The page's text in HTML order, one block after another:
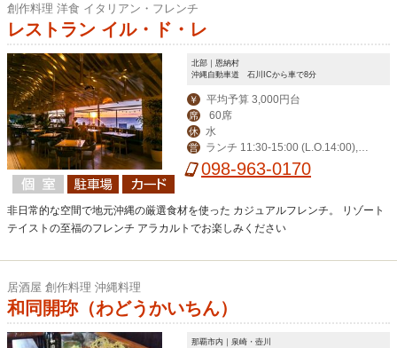
創作料理 洋食 イタリアン・フレンチ
レストラン イル・ド・レ
北部｜恩納村
沖縄自動車道 石川ICから車で8分
￥ 平均予算 3,000円台
席 60席
休 水
営
ランチ 11:30-15:00 (L.O.14:00),デ
ィナー 17:30-23:00 (L.O.21:00)
098-963-0170
非日常的な空間で地元沖縄の厳選食材を使った カジュアルフレンチ。 リゾート
テイストの至福のフレンチ アラカルトでお楽しみください
居酒屋 創作料理 沖縄料理
和同開珎（わどうかいちん）
那覇市内｜泉崎・壺川